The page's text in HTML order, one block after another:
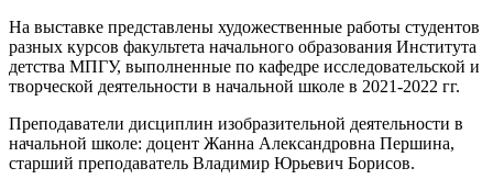
На выставке представлены художественные работы студентов
разных курсов факультета начального образования Института
детства МПГУ, выполненные по кафедре исследовательской и
творческой деятельности в начальной школе в 2021-2022 гг.
Преподаватели дисциплин изобразительной деятельности в
начальной школе: доцент Жанна Александровна Першина,
старший преподаватель Владимир Юрьевич Борисов.